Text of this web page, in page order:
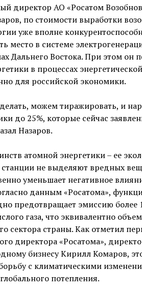
директор АО «Росатом
по стоимости выработки
уже вполне
место в системе
Дальнего Востока. При этом он
в процессах энергетической
для российской экономики.
можем тиражировать, и
до 25%, которые сейчас
Назаров.
атомной энергетики – ее
станции не выделяют вредных
уменьшает негативное
данным «Росатома»,
предотвращает эмиссию более
газа, что эквивалентно
сектора страны. Как отметил
директора «Росатома»,
бизнесу Кирилл Комаров,
с климатическими
потепления.